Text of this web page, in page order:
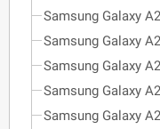
Samsung Galaxy
Samsung Galaxy
Samsung Galaxy
Samsung Galaxy
Samsung Galaxy